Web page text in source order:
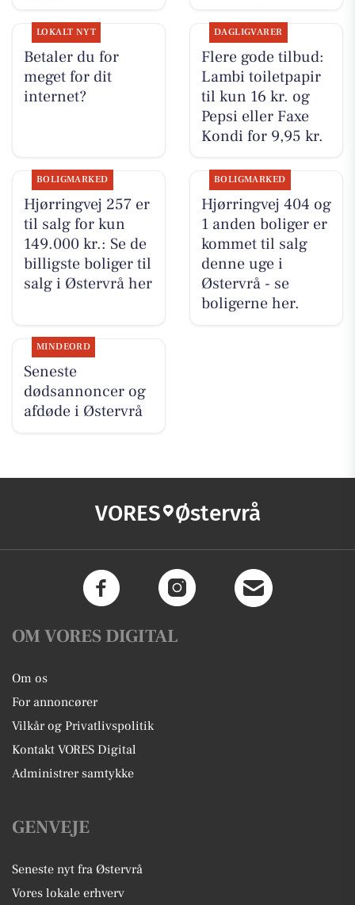
LOKALT NYT
Betaler du for
meget for dit
internet?
DAGLIGVARER
Flere gode tilbud:
Lambi toiletpapir
til kun 16 kr. og
Pepsi eller Faxe
Kondi for 9,95 kr.
BOLIGMARKED
Hjørringvej 257 er
til salg for kun
149.000 kr.: Se de
billigste boliger til
salg i Østervrå her
BOLIGMARKED
Hjørringvej 404 og
1 anden boliger er
kommet til salg
denne uge i
Østervrå - se
boligerne her.
MINDEORD
Seneste
dødsannoncer og
afdøde i Østervrå
VORES Østervrå
OM VORES DIGITAL
Om os
For annoncører
Vilkår og Privatlivspolitik
Kontakt VORES Digital
Administrer samtykke
GENVEJE
Seneste nyt fra Østervrå
Vores lokale erhverv